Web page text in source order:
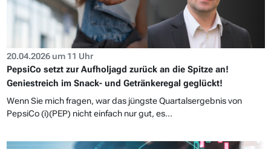
20.04.2026 um 11 Uhr
PepsiCo setzt zur Aufholjagd zurück an die Spitze an!
Geniestreich im Snack- und Getränkeregal geglückt!
Wenn Sie mich fragen, war das jüngste Quartalsergebnis von
PepsiCo (i)(PEP) nicht einfach nur gut, es...